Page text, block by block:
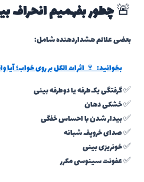
🚨چطور بفهمیم انحراف
بعضی علائم هشداردهنده شامل:
بخوانید:🍷 اثرات الکل بر روی خواب؛
✅ گرفتگی یک‌طرفه یا دوطرفه بینی
✅ خشکی دهان
✅ بیدار شدن با احساس خفگی
✅ صدای خروپف شبانه
✅ خونریزی بینی
✅ عفونت سینوسی مکرر